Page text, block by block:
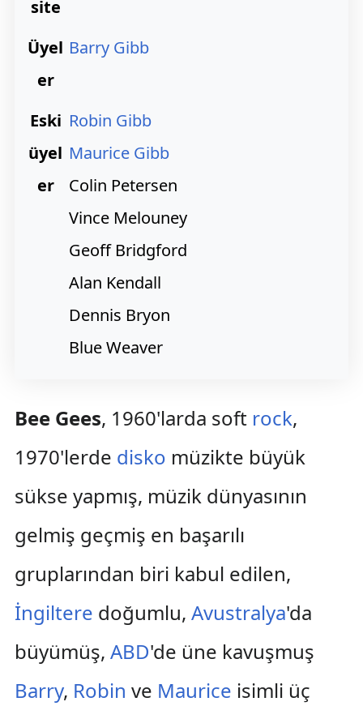
site
Üyel
er
Barry Gibb
Eski
üyel
er
Robin Gibb
Maurice Gibb
Colin Petersen
Vince Melouney
Geoff Bridgford
Alan Kendall
Dennis Bryon
Blue Weaver
Bee Gees, 1960'larda soft rock,
1970'lerde disko müzikte büyük
sükse yapmış, müzik dünyasının
gelmiş geçmiş en başarılı
gruplarından biri kabul edilen,
İngiltere doğumlu, Avustralya'da
büyümüş, ABD'de üne kavuşmuş
Barry, Robin ve Maurice isimli üç